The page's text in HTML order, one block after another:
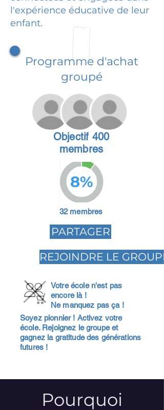
l'expérience éducative de leur
enfant.
Programme d'achat
groupé
Objectif 400
membres
8%
32 membres
PARTAGER
REJOINDRE LE GROUPE
Votre école n'est pas
encore là !
Ne manquez pas ça !
Soyez pionnier ! Activez votre
école. Rejoignez le groupe et
gagnez la gratitude des générations
futures !
Pourquoi